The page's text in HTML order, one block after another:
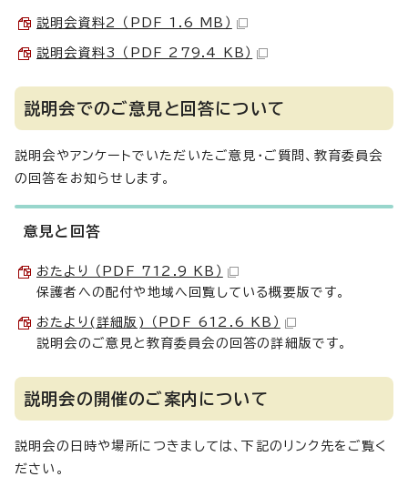
説明会資料2 （PDF 1.6 MB）
説明会資料3 （PDF 279.4 KB）
説明会でのご意見と回答について
説明会やアンケートでいただいたご意見・ご質問、教育委員会
の回答をお知らせします。
意見と回答
おたより （PDF 712.9 KB）
保護者への配付や地域へ回覧している概要版です。
おたより(詳細版) （PDF 612.6 KB）
説明会のご意見と教育委員会の回答の詳細版です。
説明会の開催のご案内について
説明会の日時や場所につきましては、下記のリンク先をご覧く
ださい。